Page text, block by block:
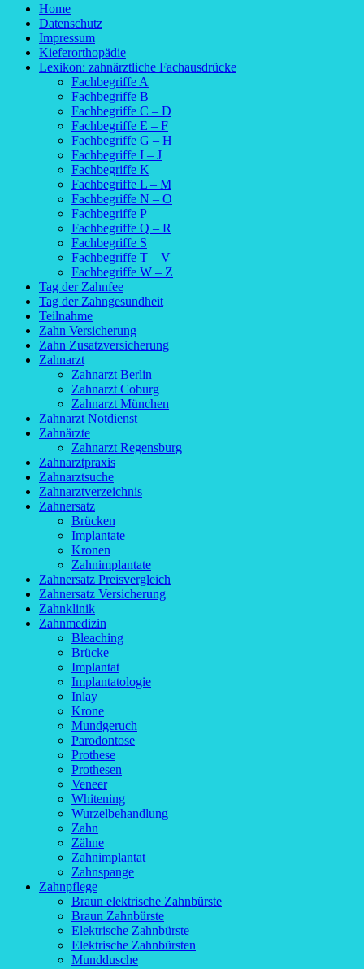
Home
Datenschutz
Impressum
Kieferorthopädie
Lexikon: zahnärztliche Fachausdrücke
Fachbegriffe A
Fachbegriffe B
Fachbegriffe C – D
Fachbegriffe E – F
Fachbegriffe G – H
Fachbegriffe I – J
Fachbegriffe K
Fachbegriffe L – M
Fachbegriffe N – O
Fachbegriffe P
Fachbegriffe Q – R
Fachbegriffe S
Fachbegriffe T – V
Fachbegriffe W – Z
Tag der Zahnfee
Tag der Zahngesundheit
Teilnahme
Zahn Versicherung
Zahn Zusatzversicherung
Zahnarzt
Zahnarzt Berlin
Zahnarzt Coburg
Zahnarzt München
Zahnarzt Notdienst
Zahnärzte
Zahnarzt Regensburg
Zahnarztpraxis
Zahnarztsuche
Zahnarztverzeichnis
Zahnersatz
Brücken
Implantate
Kronen
Zahnimplantate
Zahnersatz Preisvergleich
Zahnersatz Versicherung
Zahnklinik
Zahnmedizin
Bleaching
Brücke
Implantat
Implantatologie
Inlay
Krone
Mundgeruch
Parodontose
Prothese
Prothesen
Veneer
Whitening
Wurzelbehandlung
Zahn
Zähne
Zahnimplantat
Zahnspange
Zahnpflege
Braun elektrische Zahnbürste
Braun Zahnbürste
Elektrische Zahnbürste
Elektrische Zahnbürsten
Munddusche